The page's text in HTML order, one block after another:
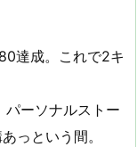
達成。これで2キ
パーソナルストー
っという間。